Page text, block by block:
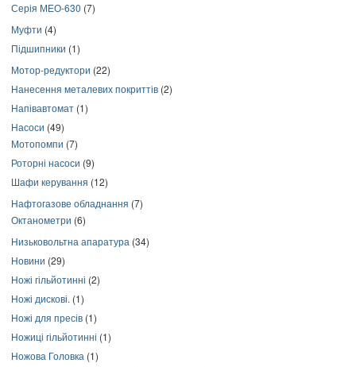
Серія МЕО-630 (7)
Муфти (4)
Підшипники (1)
Мотор-редуктори (22)
Нанесення металевих покриттів (2)
Напівавтомат (1)
Насоси (49)
Мотопомпи (7)
Роторні насоси (9)
Шафи керування (12)
Нафтогазове обладнання (7)
Октанометри (6)
Низьковольтна апаратура (34)
Новини (29)
Ножі гільйотинні (2)
Ножі дискові. (1)
Ножі для пресів (1)
Ножиці гільйотинні (1)
Ножова Головка (1)